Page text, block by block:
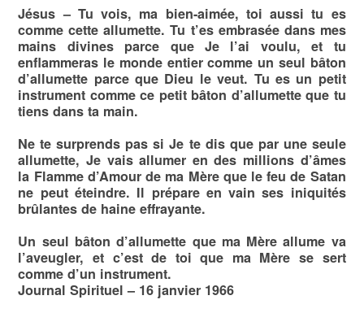
Jésus – Tu vois, ma bien-aimée, toi aussi tu es
comme cette allumette. Tu t’es embrasée dans mes
mains divines parce que Je l’ai voulu, et tu
enflammeras le monde entier comme un seul bâton
d’allumette parce que Dieu le veut. Tu es un petit
instrument comme ce petit bâton d’allumette que tu
tiens dans ta main.
Ne te surprends pas si Je te dis que par une seule
al­lumette, Je vais allumer en des millions d’âmes
la Flamme d’Amour de ma Mère que le feu de Satan
ne peut éteindre. Il prépare en vain ses iniquités
brûlantes de haine effrayante.
Un seul bâton d’allumette que ma Mère allume va
l’aveu­gler, et c’est de toi que ma Mère se sert
comme d’un instru­ment.
Journal Spirituel – 16 janvier 1966